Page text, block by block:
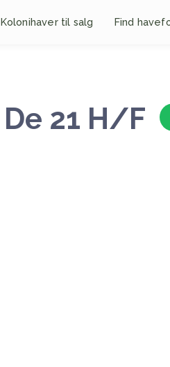
Kolonihaver til salg Find
De 21 H/F